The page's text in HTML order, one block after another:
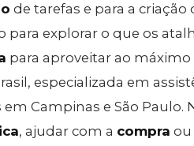
de tarefas e para a criação
para explorar o que os
para aproveitar ao máximo
especializada em
Campinas e São Paulo.
, ajudar com a compra ou